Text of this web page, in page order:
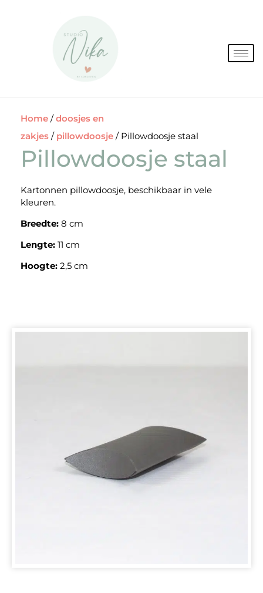
Home /doosjes en
zakjes / pillowdoosje / Pillowdoosje staal
Pillowdoosje staal
Kartonnen pillowdoosje, beschikbaar in vele
kleuren.
Breedte: 8 cm
Lengte: 11 cm
Hoogte: 2,5 cm